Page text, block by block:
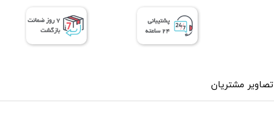
تصاویر مشتریان